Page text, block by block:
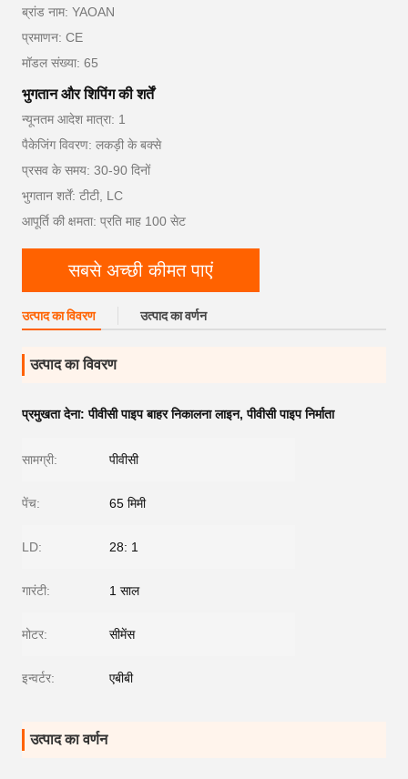
ब्रांड नाम: YAOAN
प्रमाणन: CE
मॉडल संख्या: 65
भुगतान और शिपिंग की शर्तें
न्यूनतम आदेश मात्रा: 1
पैकेजिंग विवरण: लकड़ी के बक्से
प्रसव के समय: 30-90 दिनों
भुगतान शर्तें: टीटी, LC
आपूर्ति की क्षमता: प्रति माह 100 सेट
सबसे अच्छी कीमत पाएं
उत्पाद का विवरण उत्पाद का वर्णन
उत्पाद का विवरण
प्रमुखता देना:पीवीसी पाइप बाहर निकालना लाइन,पीवीसी पाइप निर्माता
सामग्री: पीवीसी
पेंच: 65 मिमी
LD: 28: 1
गारंटी: 1 साल
मोटर: सीमेंस
इन्वर्टर: एबीबी
उत्पाद का वर्णन